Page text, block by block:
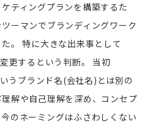
ティングプランを構築するた
ーマンでブランディングワーク
。
特に大きな出来事として
更するという判断。
当初
うブランド名(会社名)とは別の
解や自己理解を深め、コンセプ
のネーミングはふさわしくない